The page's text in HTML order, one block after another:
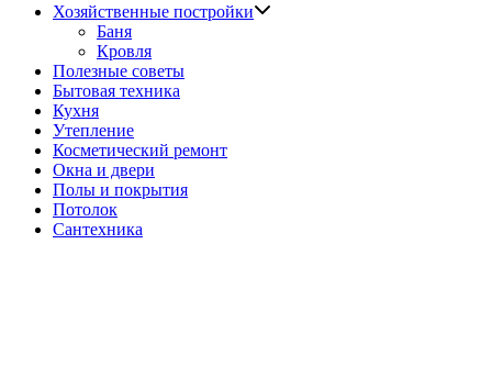
Хозяйственные постройки
Баня
Кровля
Полезные советы
Бытовая техника
Кухня
Утепление
Косметический ремонт
Окна и двери
Полы и покрытия
Потолок
Сантехника